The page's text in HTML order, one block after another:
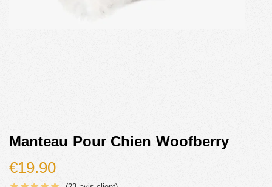
Manteau Pour Chien Woofberry
€19.90